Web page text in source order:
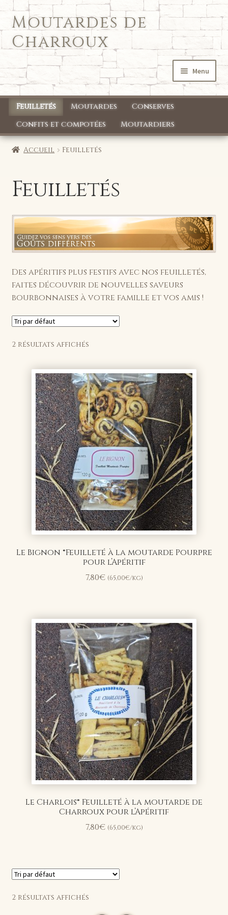
Aller
à
la
navigation
Aller
au
contenu
Moutardes de
Charroux
Menu
Accueil
Qui sommes nous ?
Mon compte
Feuilletés Moutardes
Conserves
Confits et compotées
Moutardiers
Accueil Feuilletés
Feuilletés
Des apéritifs plus festifs avec nos feuilletés,
faites découvrir de nouvelles saveurs
bourbonnaises à votre famille et vos amis !
2 résultats affichés
Le Bignon ®Feuilleté à la moutarde Pourpre
pour l’Apéritif
7,80€ (65,00€/kg)
Le Charlois® Feuilleté à la moutarde de
Charroux pour l’Apéritif
7,80€ (65,00€/kg)
2 résultats affichés